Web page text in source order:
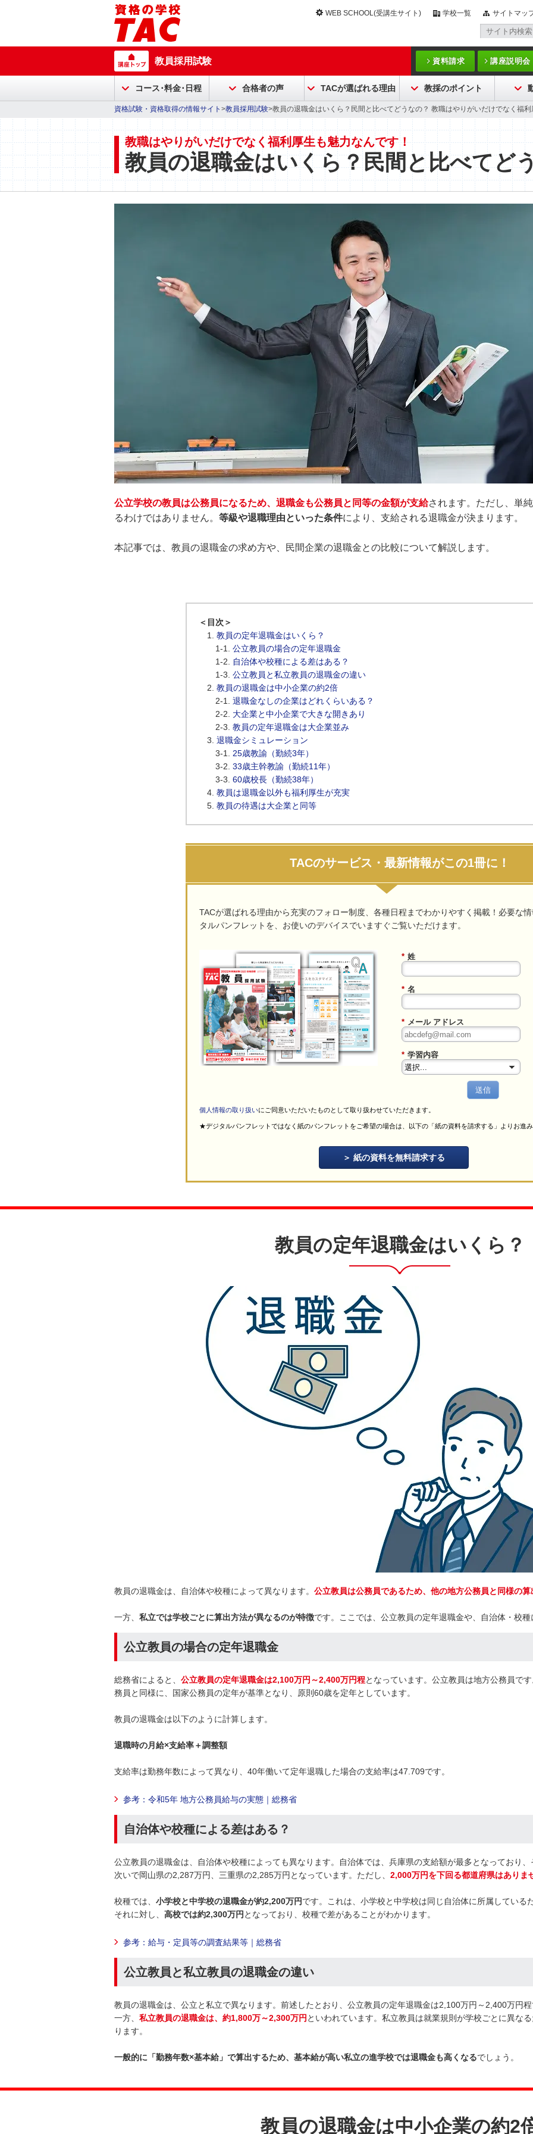
WEB SCHOOL(受講生サイト) 学校一覧 サイトマッ
教員採用試験 資料請求 講座説明会
コース･料金･日程 合格者の声 TACが選ばれる理由 教採のポイント
資格試験・資格取得の情報サイト >教員採用試験>教員の退職金はいくら？民間と比べてどうなの？ 教職はやりがいだけでなく福利
教職はやりがいだけでなく福利厚生も魅力なんです！
教員の退職金はいくら？民間と比べてど
公立学校の教員は公務員になるため、退職金も公務員と同等の金額が支給されます。ただし、単
るわけではありません。 等級や退職理由といった条件により、支給される退職金が決まります。
本記事では、教員の退職金の求め方や、民間企業の退職金との比較について解説します。
＜目次＞
教員の定年退職金はいくら？
公立教員の場合の定年退職金
自治体や校種による差はある？
公立教員と私立教員の退職金の違い
教員の退職金は中小企業の約2倍
退職金なしの企業はどれくらいある？
大企業と中小企業で大きな開きあり
教員の定年退職金は大企業並み
退職金シミュレーション
25歳教諭（勤続3年）
33歳主幹教諭（勤続11年）
60歳校長（勤続38年）
教員は退職金以外も福利厚生が充実
教員の待遇は大企業と同等
TACのサービス・最新情報がこの1冊に！
TACが選ばれる理由から充実のフォロー制度、各種日程までわかりやすく掲載！必要な
タルパンフレットを、お使いのデバイスでいますぐご覧いただけます。
* 姓
* 名
* メール アドレス
* 学習内容
送信
個人情報の取り扱いにご同意いただいたものとして取り扱わせていただきます。
★デジタルパンフレットではなく紙のパンフレットをご希望の場合は、以下の「紙の資料を請求する」よりお進み
紙の資料を無料請求する
教員の定年退職金はいくら？
教員の退職金は、自治体や校種によって異なります。 公立教員は公務員であるため、他の地方公務員と同様の
一方、 私立では学校ごとに算出方法が異なるのが特徴です。ここでは、公立教員の定年退職金や、自治体・校
公立教員の場合の定年退職金
総務省によると、 公立教員の定年退職金は2,100万円～2,400万円程となっています。公立教員は地方公務員で
務員と同様に、国家公務員の定年が基準となり、原則60歳を定年としています。
教員の退職金は以下のように計算します。
退職時の月給×支給率＋調整額
支給率は勤務年数によって異なり、40年働いて定年退職した場合の支給率は47.709です。
参考：令和5年 地方公務員給与の実態｜総務省
自治体や校種による差はある？
公立教員の退職金は、自治体や校種によっても異なります。自治体では、兵庫県の支給額が最多となっており、
次いで岡山県の2,287万円、三重県の2,285万円となっています。ただし、 2,000万円を下回る都道府県はありま
校種では、 小学校と中学校の退職金が約2,200万円です。これは、小学校と中学校は同じ自治体に所属している
それに対し、 高校では約2,300万円 となっており、校種で差があることがわかります。
参考：給与・定員等の調査結果等｜総務省
公立教員と私立教員の退職金の違い
教員の退職金は、公立と私立で異なります。前述したとおり、公立教員の定年退職金は2,100万円～2,400万円程
一方、 私立教員の退職金は、約1,800万～2,300万円 といわれています。私立教員は就業規則が学校ごとに異な
ります。
一般的に「勤務年数×基本給」で算出するため、基本給が高い私立の進学校では退職金も高くなるでしょう。
教員の退職金は中小企業の約2